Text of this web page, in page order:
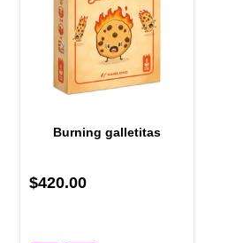
Burning galletitas
$420.00